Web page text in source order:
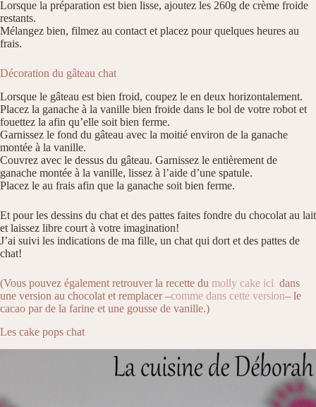
Lorsque la préparation est bien lisse, ajoutez les 260g de crème froide
restants.
Mélangez bien, filmez au contact et placez pour quelques heures au
frais.
Décoration du gâteau chat
Lorsque le gâteau est bien froid, coupez le en deux horizontalement.
Placez la ganache à la vanille bien froide dans le bol de votre robot et
fouettez la afin qu’elle soit bien ferme.
Garnissez le fond du gâteau avec la moitié environ de la ganache
montée à la vanille.
Couvrez avec le dessus du gâteau. Garnissez le entièrement de
ganache montée à la vanille, lissez à l’aide d’une spatule.
Placez le au frais afin que la ganache soit bien ferme.
Et pour les dessins du chat et des pattes faites fondre du chocolat au lait
et laissez libre court à votre imagination!
J’ai suivi les indications de ma fille, un chat qui dort et des pattes de
chat!
(Vous pouvez également retrouver la recette du molly cake ici dans
une version au chocolat et remplacer –comme dans cette version– le
cacao par de la farine et une gousse de vanille.)
Les cake pops chat